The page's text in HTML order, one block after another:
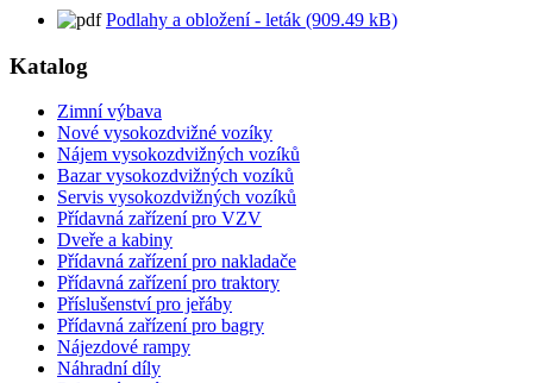
Podlahy a obložení - leták (909.49 kB)
Katalog
Zimní výbava
Nové vysokozdvižné vozíky
Nájem vysokozdvižných vozíků
Bazar vysokozdvižných vozíků
Servis vysokozdvižných vozíků
Přídavná zařízení pro VZV
Dveře a kabiny
Přídavná zařízení pro nakladače
Přídavná zařízení pro traktory
Příslušenství pro jeřáby
Přídavná zařízení pro bagry
Nájezdové rampy
Náhradní díly